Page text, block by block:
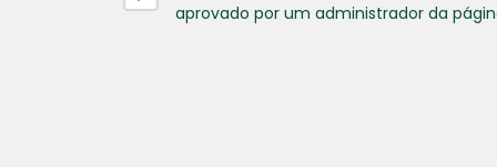
aprovado por um administrador da